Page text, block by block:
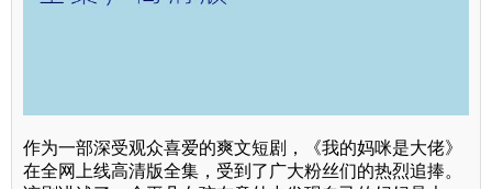
作为一部深受观众喜爱的爽文短剧，《我的妈咪是大佬》
在全网上线高清版全集，受到了广大粉丝们的热烈追捧。